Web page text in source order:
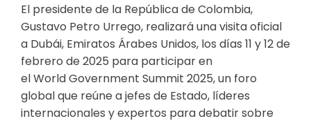
El presidente de la República de Colombia,
Gustavo Petro Urrego, realizará una visita oficial
a Dubái, Emiratos Árabes Unidos, los días 11 y 12 de
febrero de 2025 para participar en
el World Government Summit 2025, un foro
global que reúne a jefes de Estado, líderes
internacionales y expertos para debatir sobre